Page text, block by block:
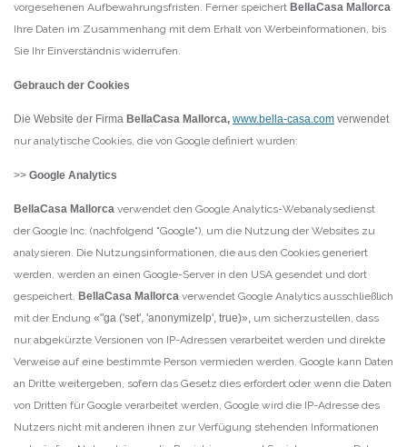
vorgesehenen Aufbewahrungsfristen. Ferner speichert BellaCasa Mallorca
Ihre Daten im Zusammenhang mit dem Erhalt von Werbeinformationen, bis
Sie Ihr Einverständnis widerrufen.
Gebrauch der Cookies
Die Website der Firma BellaCasa Mallorca, www.bella-casa.com verwendet
nur analytische Cookies, die von Google definiert wurden:
>> Google Analytics
BellaCasa Mallorca verwendet den Google Analytics-Webanalysedienst
der Google Inc. (nachfolgend "Google"), um die Nutzung der Websites zu
analysieren. Die Nutzungsinformationen, die aus den Cookies generiert
werden, werden an einen Google-Server in den USA gesendet und dort
gespeichert. BellaCasa Mallorca verwendet Google Analytics ausschließlich
mit der Endung «"ga ('set', 'anonymizeIp', true)», um sicherzustellen, dass
nur abgekürzte Versionen von IP-Adressen verarbeitet werden und direkte
Verweise auf eine bestimmte Person vermieden werden. Google kann Daten
an Dritte weitergeben, sofern das Gesetz dies erfordert oder wenn die Daten
von Dritten für Google verarbeitet werden, Google wird die IP-Adresse des
Nutzers nicht mit anderen ihnen zur Verfügung stehenden Informationen